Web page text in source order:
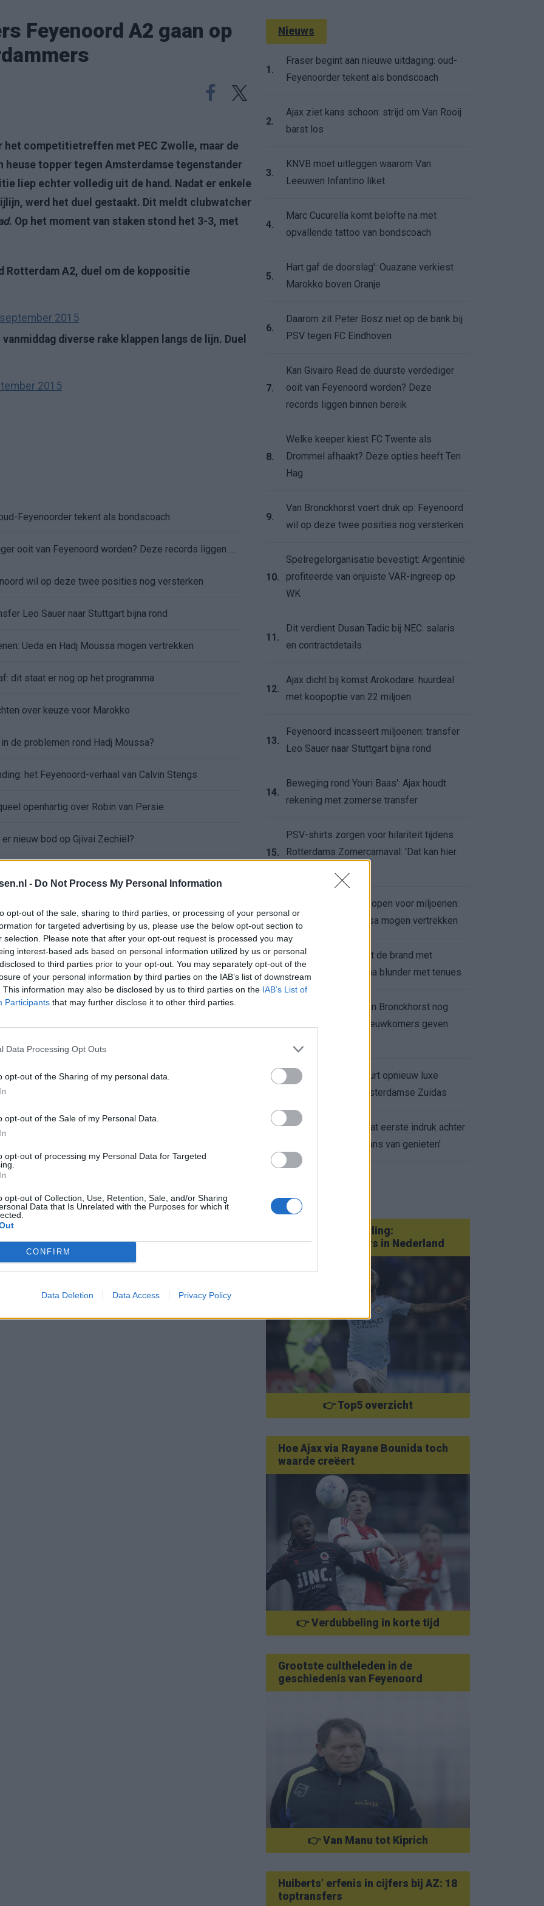
- Do Not Process My Personal Information
opt-out of the sale, sharing to third parties, or processing of your personal or
for targeted advertising by us, please use the below opt-out section to
selection. Please note that after your opt-out request is processed you may
interest-based ads based on personal information utilized by us or personal
to third parties prior to your opt-out. You may separately opt-out of the
of your personal information by third parties on the IAB’s list of downstream
This information may also be disclosed by us to third parties on the IAB’s List of
Participants that may further disclose it to other third parties.
Data Processing Opt Outs
opt-out of the Sharing of my personal data.
opt-out of the Sale of my Personal Data.
opt-out of processing my Personal Data for Targeted
opt-out of Collection, Use, Retention, Sale, and/or Sharing
Data that Is Unrelated with the Purposes for which it
CONFIRM
Data Deletion Data Access Privacy Policy
Feyenoord A2 gaan op
het competitietreffen met PEC Zwolle, maar de
heuse topper tegen Amsterdamse tegenstander
liep echter volledig uit de hand. Nadat er enkele
werd het duel gestaakt. Dit meldt clubwatcher
. Op het moment van staken stond het 3-3, met
Rotterdam A2, duel om de koppositie
2015
diverse rake klappen langs de lijn. Duel
2015
Feyenoorder tekent als bondscoach
wil op deze twee posities nog versterken
Leo Sauer naar Stuttgart bijna rond
Ueda en Hadj Moussa mogen vertrekken
dit staat er nog op het programma
over keuze voor Marokko
de problemen rond Hadj Moussa?
het Feyenoord-verhaal van Calvin Stengs
openhartig over Robin van Persie
nieuw bod op Gjivai Zechiël?
"Die schaamte voel ik nog altijd"
nieuws in onzekere transferzomer
dag Feyenoord na storing met autocue
Wanneer is de loting voor de Champions League? PSV en Feyenoord weten dan hun tegenstanders
na omstreden strafschop zonder VAR
worden
Ajax-moment weer in herinnering
waarom blijft het zo stil?
Nieuws
1.
Fraser begint aan nieuwe uitdaging: oud-
Feyenoorder tekent als bondscoach
2.
Ajax ziet kans schoon: strijd om Van Rooij
barst los
3.
KNVB moet uitleggen waarom Van
Leeuwen Infantino liket
4.
Marc Cucurella komt belofte na met
opvallende tattoo van bondscoach
5.
Hart gaf de doorslag': Ouazane verkiest
Marokko boven Oranje
6.
Daarom zit Peter Bosz niet op de bank bij
PSV tegen FC Eindhoven
7.
Kan Givairo Read de duurste verdediger
ooit van Feyenoord worden? Deze
records liggen binnen bereik
8.
Welke keeper kiest FC Twente als
Drommel afhaakt? Deze opties heeft Ten
Hag
9.
Van Bronckhorst voert druk op: Feyenoord
wil op deze twee posities nog versterken
10.
Spelregelorganisatie bevestigt: Argentinië
profiteerde van onjuiste VAR-ingreep op
WK
11.
Dit verdient Dusan Tadic bij NEC: salaris
en contractdetails
12.
Ajax dicht bij komst Arokodare: huurdeal
met koopoptie van 22 miljoen
13.
Feyenoord incasseert miljoenen: transfer
Leo Sauer naar Stuttgart bijna rond
14.
Beweging rond Youri Baas': Ajax houdt
rekening met zomerse transfer
15.
PSV-shirts zorgen voor hilariteit tijdens
Rotterdams Zomercarnaval: 'Dat kan hier
16.
Feyenoord zet deur open voor miljoenen:
Ueda en Hadj Moussa mogen vertrekken
17.
Ajax helpt Burnley uit de brand met
afgeknipte sokken na blunder met tenues
Feyenoord onder Van Bronckhorst nog
altijd ongeslagen: nieuwkomers geven
19.
Hakim Ziyech verhuurt opnieuw luxe
appartement op Amsterdamse Zuidas
Marcos Leonardo laat eerste indruk achter
bij Ajax: 'Hier gaan fans van genieten'
Van Götze tot Sterling:
statementtransfers in Nederland
👉 Top5 overzicht
Hoe Ajax via Rayane Bounida toch
waarde creëert
👉 Verdubbeling in korte tijd
Grootste cultheleden in de
geschiedenis van Feyenoord
👉 Van Manu tot Kiprich
Huiberts’ erfenis in cijfers bij AZ: 18
toptransfers